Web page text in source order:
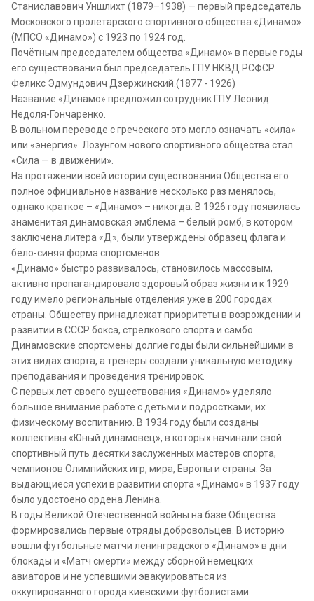
Станиславович Уншлихт (1879–1938) — первый председатель
Московского пролетарского спортивного общества «Динамо»
(МПСО «Динамо») с 1923 по 1924 год.
Почётным председателем общества «Динамо» в первые годы
его существования был председатель ГПУ НКВД РСФСР
Феликс Эдмундович Дзержинский.(1877 - 1926)
Название «Динамо» предложил сотрудник ГПУ Леонид
Недоля-Гончаренко.
В вольном переводе с греческого это могло означать «сила»
или «энергия». Лозунгом нового спортивного общества стал
«Сила — в движении».
На протяжении всей истории существования Общества его
полное официальное название несколько раз менялось,
однако краткое – «Динамо» – никогда. В 1926 году появилась
знаменитая динамовская эмблема – белый ромб, в котором
заключена литера «Д», были утверждены образец флага и
бело-синяя форма спортсменов.
«Динамо» быстро развивалось, становилось массовым,
активно пропагандировало здоровый образ жизни и к 1929
году имело региональные отделения уже в 200 городах
страны. Обществу принадлежат приоритеты в возрождении и
развитии в СССР бокса, стрелкового спорта и самбо.
Динамовские спортсмены долгие годы были сильнейшими в
этих видах спорта, а тренеры создали уникальную методику
преподавания и проведения тренировок.
С первых лет своего существования «Динамо» уделяло
большое внимание работе с детьми и подростками, их
физическому воспитанию. В 1934 году были созданы
коллективы «Юный динамовец», в которых начинали свой
спортивный путь десятки заслуженных мастеров спорта,
чемпионов Олимпийских игр, мира, Европы и страны. За
выдающиеся успехи в развитии спорта «Динамо» в 1937 году
было удостоено ордена Ленина.
В годы Великой Отечественной войны на базе Общества
формировались первые отряды добровольцев. В историю
вошли футбольные матчи ленинградского «Динамо» в дни
блокады и «Матч смерти» между сборной немецких
авиаторов и не успевшими эвакуироваться из
оккупированного города киевскими футболистами.